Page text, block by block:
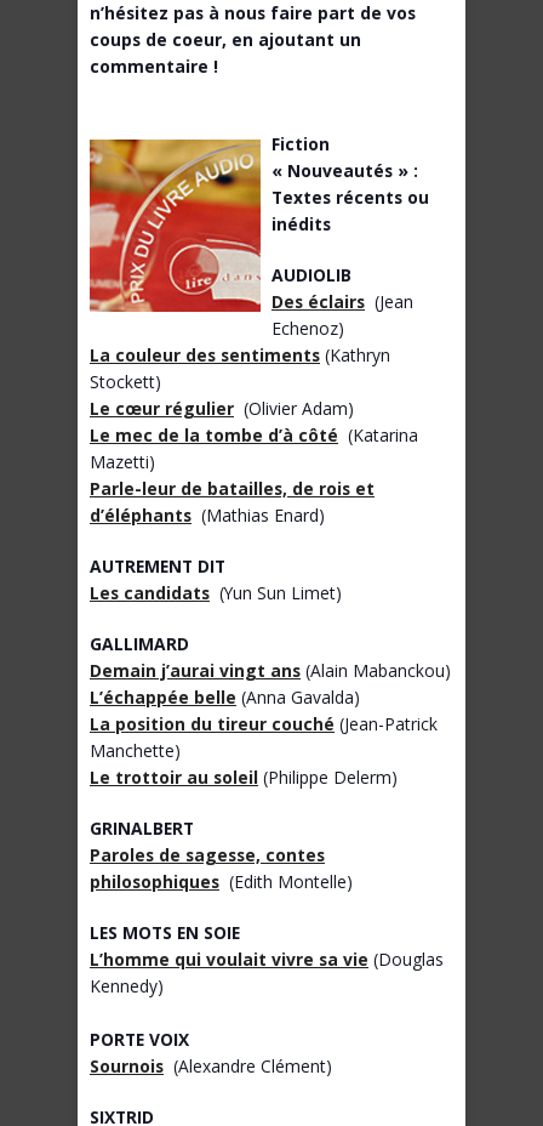
n’hésitez pas à nous faire part de vos
coups de coeur, en ajoutant un
commentaire !
Fiction
« Nouveautés » :
Textes récents ou
inédits
AUDIOLIB
Des éclairs (Jean
Echenoz)
La couleur des sentiments (Kathryn
Stockett)
Le cœur régulier (Olivier Adam)
Le mec de la tombe d’à côté (Katarina
Mazetti)
Parle-leur de batailles, de rois et
d’éléphants (Mathias Enard)
AUTREMENT DIT
Les candidats (Yun Sun Limet)
GALLIMARD
Demain j’aurai vingt ans (Alain Mabanckou)
L’échappée belle (Anna Gavalda)
La position du tireur couché (Jean-Patrick
Manchette)
Le trottoir au soleil (Philippe Delerm)
GRINALBERT
Paroles de sagesse, contes
philosophiques (Edith Montelle)
LES MOTS EN SOIE
L’homme qui voulait vivre sa vie (Douglas
Kennedy)
PORTE VOIX
Sournois (Alexandre Clément)
SIXTRID